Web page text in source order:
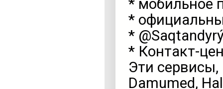
* мобильное
*
*
* Контакт-
Эти
Damumed,